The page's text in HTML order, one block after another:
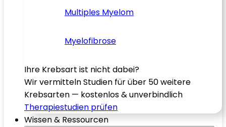
Multiples Myelom
Myelofibrose
Ihre Krebsart ist nicht dabei?
Wir vermitteln Studien für über 50 weitere
Krebsarten — kostenlos & unverbindlich
Therapiestudien prüfen
Wissen & Ressourcen